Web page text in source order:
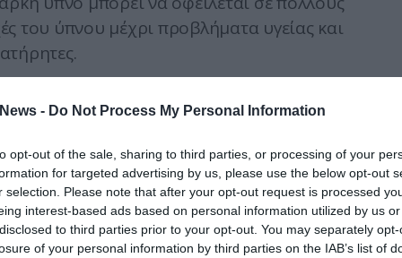
- Do Not Process My Personal Information
opt-out of the sale, sharing to third parties, or processing of your
for targeted advertising by us, please use the below opt-out
selection. Please note that after your opt-out request is processed
interest-based ads based on personal information utilized by us
to third parties prior to your opt-out. You may separately
of your personal information by third parties on the IAB’s list of
του ύπνου μέχρι προβλήματα υγείας και
από την ποσότητα
είναι ότι οι ώρες ύπνου από μόνες
ξεκούραση.
περνά από διαφορετικά στάδια ύπνου,
ύπνου REM, τα οποία είναι απαραίτητα για